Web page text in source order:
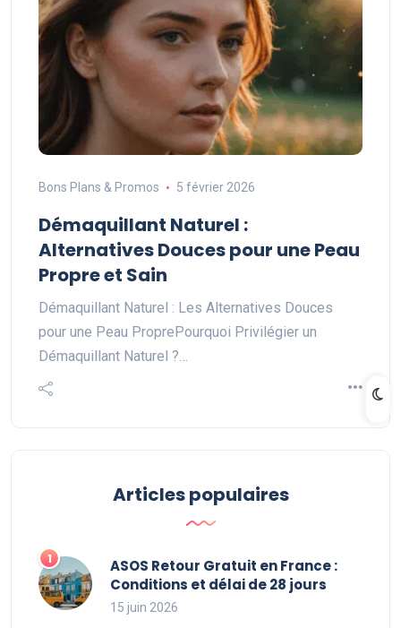
Bons Plans & Promos 5 février 2026
Démaquillant Naturel :
Alternatives Douces pour une Peau
Propre et Sain
Démaquillant Naturel : Les Alternatives Douces
pour une Peau ProprePourquoi Privilégier un
Démaquillant Naturel ?…
Articles populaires
ASOS Retour Gratuit en France :
Conditions et délai de 28 jours
15 juin 2026